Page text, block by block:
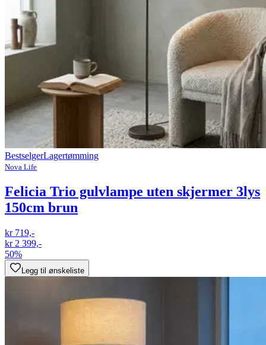
BestselgerLagertømming
Nova Life
Felicia Trio gulvlampe uten skjermer 3lys
150cm brun
kr 719,-
kr 2 399,-
50%
Legg til ønskeliste